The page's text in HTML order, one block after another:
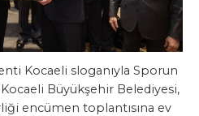
Kocaeli sloganıyla Sporun
Büyükşehir Belediyesi,
encümen toplantısına ev